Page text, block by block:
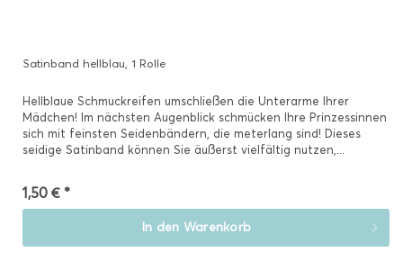
Satinband hellblau, 1 Rolle
Hellblaue Schmuckreifen umschließen die Unterarme Ihrer
Mädchen! Im nächsten Augenblick schmücken Ihre Prinzessinnen
sich mit feinsten Seidenbändern, die meterlang sind! Dieses
seidige Satinband können Sie äußerst vielfältig nutzen,...
1,50 € *
In den Warenkorb